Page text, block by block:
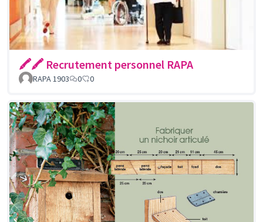
🖍🖍 Recrutement personnel RAPA
RAPA 1903 0 0